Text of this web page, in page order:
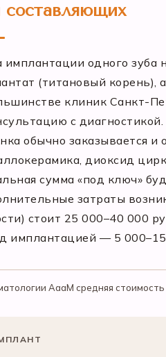
составляющих
имплантации одного зуба
(титановый корень),
клиник Санкт-
с диагностикой.
обычно заказывается
диоксид
сумма «под ключ»
затраты
стоит 25 000–40 000
имплантацией — 5
АааМ средняя стоимость